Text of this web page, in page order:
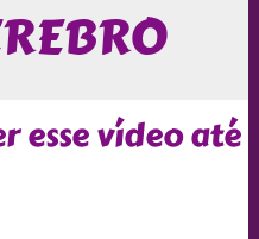
esse vídeo até